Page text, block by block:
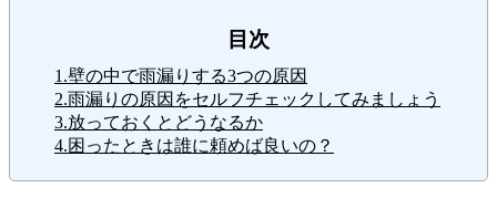
目次
1.壁の中で雨漏りする3つの原因
2.雨漏りの原因をセルフチェックしてみましょう
3.放っておくとどうなるか
4.困ったときは誰に頼めば良いの？